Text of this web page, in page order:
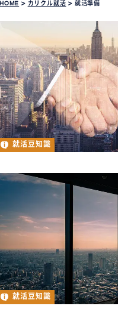
HOME > カリクル就活 > 就活準備
就活豆知識
就活豆知識